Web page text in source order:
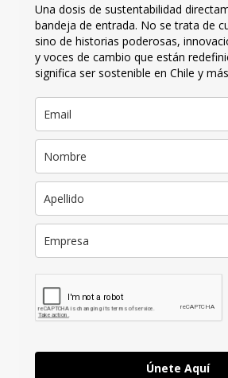
Una dosis de sustentabilidad
bandeja de entrada. No se trata de
sino de historias poderosas,
y voces de cambio que están
significa ser sostenible en Chile y
Únete Aquí